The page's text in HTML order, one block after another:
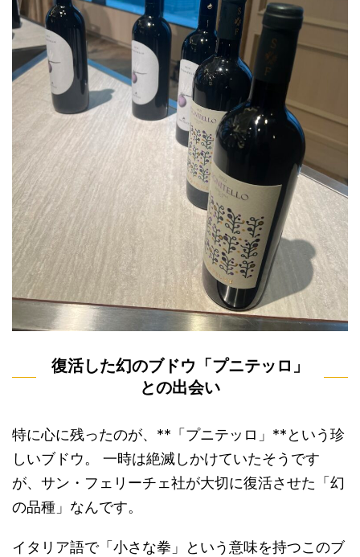
復活した幻のブドウ「プニテッロ」
との出会い
特に心に残ったのが、**「プニテッロ」**という珍
しいブドウ。 一時は絶滅しかけていたそうです
が、サン・フェリーチェ社が大切に復活させた「幻
の品種」なんです。
イタリア語で「小さな拳」という意味を持つこのブ